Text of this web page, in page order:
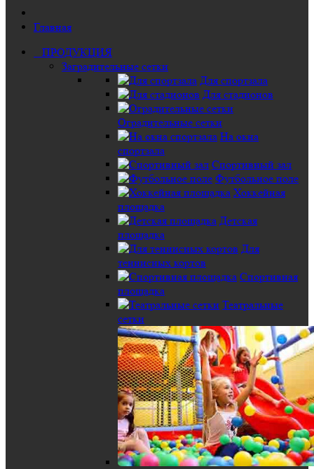
Главная
ПРОДУКЦИЯ
Заградительные сетки
Для спортзала
Для стадионов
Оградительные сетки
На окна
спортзала
Спортивный зал
Футбольное поле
Хоккейная
площадка
Детская
площадка
Для
теннисных кортов
Спортивная
площадка
Театральные
сетки